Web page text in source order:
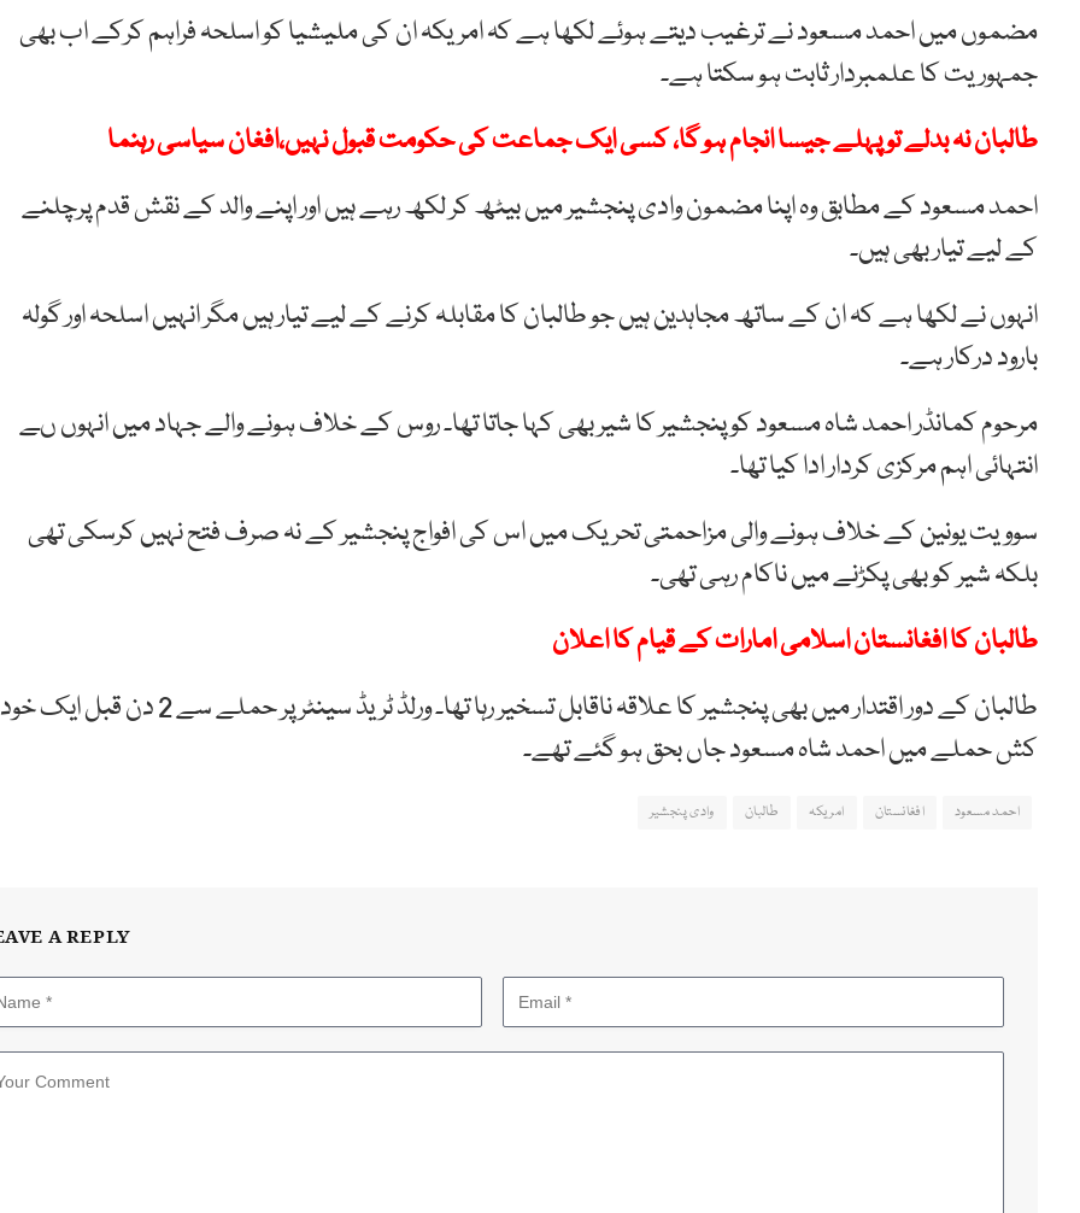
مضموں میں احمد مسعود نے ترغیب دیتے ہوئے لکھا ہے کہ امریکہ ان کی ملیشیا کو اسلحہ فراہم کرکے اب بھی
جمہوریت کا علمبردار ثابت ہو سکتا ہے۔
طالبان نہ بدلے تو پہلے جیسا انجام ہو گا، کسی ایک جماعت کی حکومت قبول نہیں،افغان سیاسی رہنما
احمد مسعود کے مطابق وہ اپنا مضمون وادی پنجشیر میں بیٹھ کر لکھ رہے ہیں اور اپنے والد کے نقش قدم پرچلنے
کے لیے تیار بھی ہیں۔
انہوں نے لکھا ہے کہ ان کے ساتھ مجاہدین ہیں جو طالبان کا مقابلہ کرنے کے لیے تیار ہیں مگر انہیں اسلحہ اور گولہ
بارود درکار ہے۔
مرحوم کمانڈر احمد شاہ مسعود کو پنجشیر کا شیر بھی کہا جاتا تھا۔ روس کے خلاف ہونے والے جہاد میں انہوں ںے
انتہائی اہم مرکزی کردار ادا کیا تھا۔
سوویت یونین کے خلاف ہونے والی مزاحمتی تحریک میں اس کی افواج پنجشیر کے نہ صرف فتح نہیں کرسکی تھی
بلکہ شیر کو بھی پکڑنے میں ناکام رہی تھی۔
طالبان کا افغانستان اسلامی امارات کے قیام کا اعلان
طالبان کے دور اقتدار میں بھی پنجشیر کا علاقہ ناقابل تسخیر رہا تھا۔ ورلڈ ٹریڈ سینٹر پر حملے سے 2 دن قبل ایک خود
کش حملے میں احمد شاہ مسعود جاں بحق ہو گئے تھے۔
احمد مسعود افغانستان امریکہ طالبان وادی پنجشیر
A REPLY